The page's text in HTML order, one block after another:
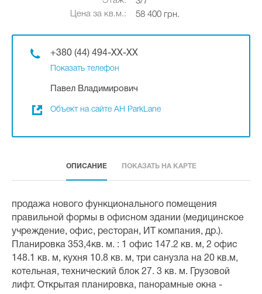
Цена за кв.м.:
58 400 грн.
+380 (44) 494-XX-XX
Показать телефон
Павел Владимирович
Объект на сайте АН ParkLane
ОПИСАНИЕ ПОКАЗАТЬ НА КАРТЕ
продажа нового функционального помещения
правильной формы в офисном здании (медицинское
учреждение, офис, ресторан, ИТ компания, др.).
Планировка 353,4кв. м. : 1 офис 147.2 кв. м, 2 офис
148.1 кв. м, кухня 10.8 кв. м, три санузла на 20 кв.м,
котельная, технический блок 27. 3 кв. м. Грузовой
лифт. Открытая планировка, панорамные окна -